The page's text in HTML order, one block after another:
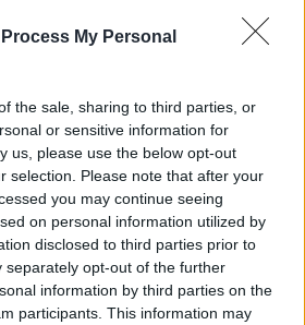
My Personal
the sale, sharing to third parties, or
or sensitive information for
us, please use the below opt-out
selection. Please note that after your
you may continue seeing
on personal information utilized by
disclosed to third parties prior to
separately opt-out of the further
information by third parties on the
participants. This information may
2000 /2000
σχολίου
από reCAPTCHA, ισχύουν
Χρήσηςτης Google.
Ελλάδα
ΣΟΥΠΕΡ ΜΑΡΚΕΤ
ΦΩΤΙΑ